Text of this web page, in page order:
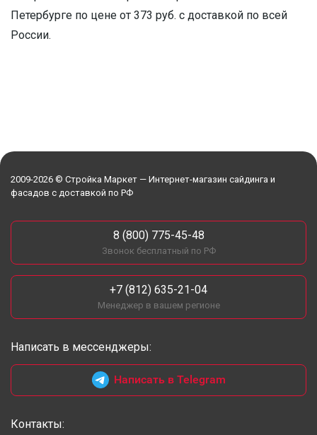
Петербурге по цене от 373 руб. с доставкой по всей
России.
2009-2026 © Стройка Маркет — Интернет-магазин сайдинга и
фасадов с доставкой по РФ
8 (800) 775-45-48
Звонок бесплатный по РФ
+7 (812) 635-21-04
Менеджер в вашем регионе
Написать в мессенджеры:
Написать в Telegram
Контакты: